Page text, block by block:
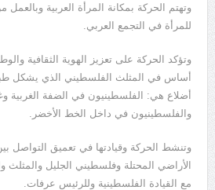
وتهتم الحركة بمكانة المرأة العربية
للمرأة في التجمع العربي.
وتؤكد الحركة على تعزيز الهوية الثقافية
أساس في المثلث الفلسطيني الذي يشكل
أضلاع هي: الفلسطينيون في الضفة الغربية
والفلسطينيون في داخل الخط الأخضر.
وتنشط الحركة وقيادتها في تعميق التواصل
الأراضي المحتلة وفلسطيني الجليل والمثلث
مع القيادة الفلسطينية وللرئيس عرفات.